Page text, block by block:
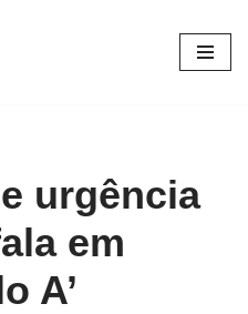
urgência
em
A’